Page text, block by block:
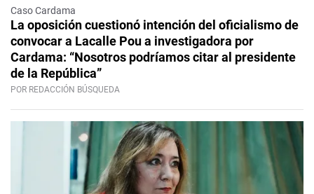
Caso Cardama
La oposición cuestionó intención del oficialismo de
convocar a Lacalle Pou a investigadora por
Cardama: “Nosotros podríamos citar al presidente
de la República”
POR REDACCIÓN BÚSQUEDA